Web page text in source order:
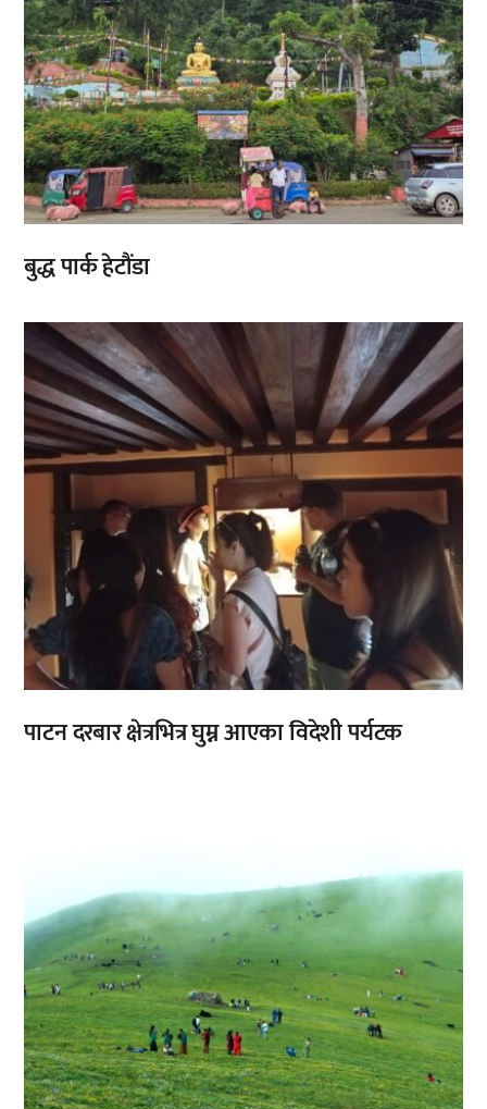
बुद्ध पार्क हेटौंडा
पाटन दरबार क्षेत्रभित्र घुम्न आएका विदेशी पर्यटक